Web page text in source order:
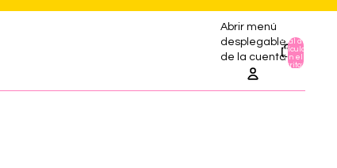
Abrir menú
desplegable
de la cuenta
Total de
artículos
en el
carrito: 0